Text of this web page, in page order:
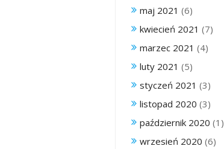
maj 2021 (6)
kwiecień 2021 (7)
marzec 2021 (4)
luty 2021 (5)
styczeń 2021 (3)
listopad 2020 (3)
październik 2020 (1)
wrzesień 2020 (6)